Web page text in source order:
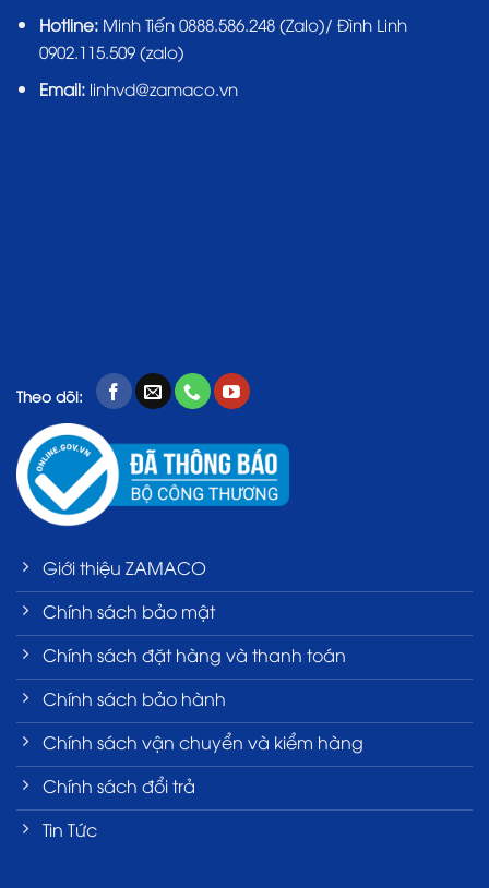
Hotline: Minh Tiến 0888.586.248 (Zalo)/ Đình Linh
0902.115.509 (zalo)
Email:linhvd@zamaco.vn
Theo dõi:
Giới thiệu ZAMACO
Chính sách bảo mật
Chính sách đặt hàng và thanh toán
Chính sách bảo hành
Chính sách vận chuyển và kiểm hàng
Chính sách đổi trả
Tin Tức